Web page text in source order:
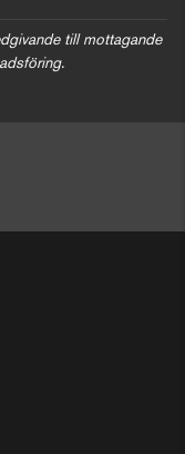
till mottagande